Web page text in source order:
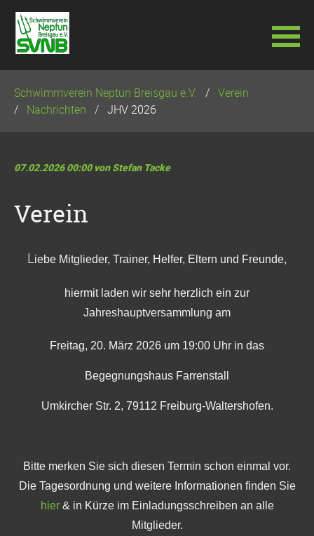
überspringen
Schwimmverein Neptun Breisgau e.V.
Verein
Nachrichten
JHV 2026
07.02.2026 00:00von Stefan Tacke
Verein
Liebe Mitglieder, Trainer, Helfer, Eltern und Freunde,
hiermit laden wir sehr herzlich ein zur
Jahreshauptversammlung am
Freitag, 20. März 2026 um 19:00 Uhr in das
Begegnungshaus Farrenstall
Umkircher Str. 2, 79112 Freiburg-Waltershofen.
Bitte merken Sie sich diesen Termin schon einmal vor.
Die Tagesordnung und weitere Informationen finden Sie
hier & in Kürze im Einladungsschreiben an alle
Mitglieder.